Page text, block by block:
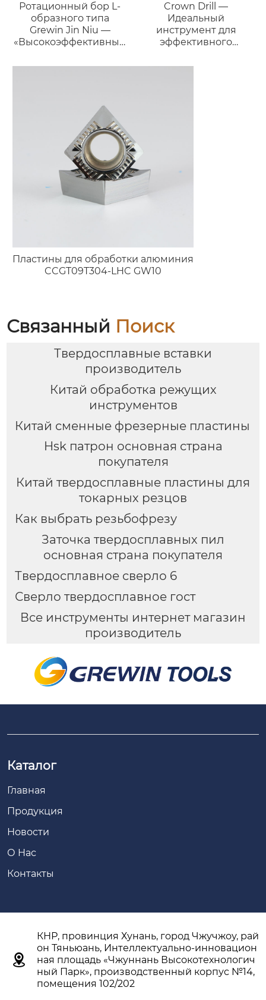
Ротационный бор L-
образного типа
Grewin Jin Niu —
«Высокоэффективный
Crown Drill —
Идеальный
инструмент для
эффективного
Пластины для обработки алюминия
CCGT09T304-LHC GW10
Связанный Поиск
Твердосплавные вставки
производитель
Китай обработка режущих
инструментов
Китай сменные фрезерные пластины
Hsk патрон основная страна
покупателя
Китай твердосплавные пластины для
токарных резцов
Как выбрать резьбофрезу
Заточка твердосплавных пил
основная страна покупателя
Твердосплавное сверло 6
Сверло твердосплавное гост
Все инструменты интернет магазин
производитель
Каталог
Главная
Продукция
Новости
О Hас
Контакты

КНР, провинция Хунань, город Чжучжоу, рай
он Тяньюань, Интеллектуально-инновацион
ная площадь «Чжуннань Высокотехнологич
ный Парк», производственный корпус №14,
помещения 102/202